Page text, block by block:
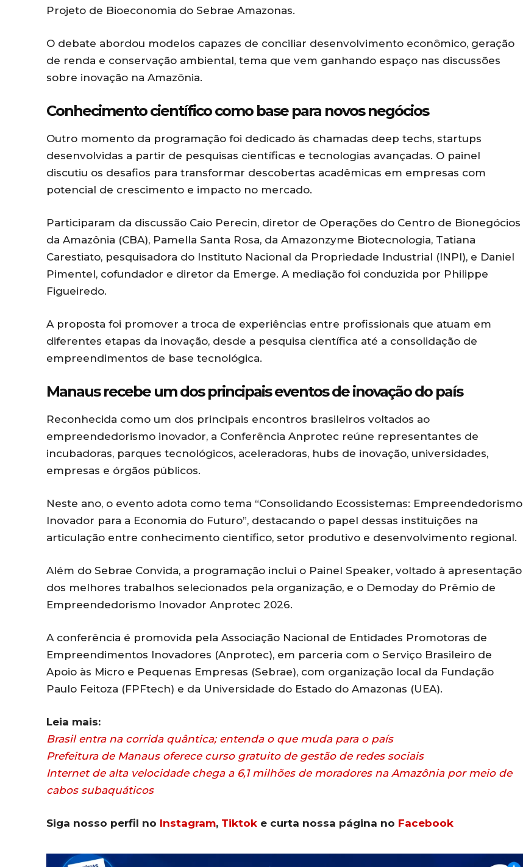
Projeto de Bioeconomia do Sebrae Amazonas.
O debate abordou modelos capazes de conciliar desenvolvimento econômico, geração
de renda e conservação ambiental, tema que vem ganhando espaço nas discussões
sobre inovação na Amazônia.
Conhecimento científico como base para novos negócios
Outro momento da programação foi dedicado às chamadas deep techs, startups
desenvolvidas a partir de pesquisas científicas e tecnologias avançadas. O painel
discutiu os desafios para transformar descobertas acadêmicas em empresas com
potencial de crescimento e impacto no mercado.
Participaram da discussão Caio Perecin, diretor de Operações do Centro de Bionegócios
da Amazônia (CBA), Pamella Santa Rosa, da Amazonzyme Biotecnologia, Tatiana
Carestiato, pesquisadora do Instituto Nacional da Propriedade Industrial (INPI), e Daniel
Pimentel, cofundador e diretor da Emerge. A mediação foi conduzida por Philippe
Figueiredo.
A proposta foi promover a troca de experiências entre profissionais que atuam em
diferentes etapas da inovação, desde a pesquisa científica até a consolidação de
empreendimentos de base tecnológica.
Manaus recebe um dos principais eventos de inovação do país
Reconhecida como um dos principais encontros brasileiros voltados ao
empreendedorismo inovador, a Conferência Anprotec reúne representantes de
incubadoras, parques tecnológicos, aceleradoras, hubs de inovação, universidades,
empresas e órgãos públicos.
Neste ano, o evento adota como tema “Consolidando Ecossistemas: Empreendedorismo
Inovador para a Economia do Futuro”, destacando o papel dessas instituições na
articulação entre conhecimento científico, setor produtivo e desenvolvimento regional.
Além do Sebrae Convida, a programação inclui o Painel Speaker, voltado à apresentação
dos melhores trabalhos selecionados pela organização, e o Demoday do Prêmio de
Empreendedorismo Inovador Anprotec 2026.
A conferência é promovida pela Associação Nacional de Entidades Promotoras de
Empreendimentos Inovadores (Anprotec), em parceria com o Serviço Brasileiro de
Apoio às Micro e Pequenas Empresas (Sebrae), com organização local da Fundação
Paulo Feitoza (FPFtech) e da Universidade do Estado do Amazonas (UEA).
Leia mais:
Brasil entra na corrida quântica; entenda o que muda para o país
Prefeitura de Manaus oferece curso gratuito de gestão de redes sociais
Internet de alta velocidade chega a 6,1 milhões de moradores na Amazônia por meio de
cabos subaquáticos
Siga nosso perfil no Instagram, Tiktok e curta nossa página no Facebook